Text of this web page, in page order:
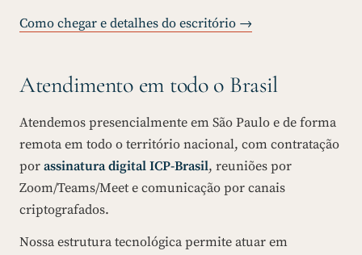
Como chegar e detalhes do escritório →
Atendimento em todo o Brasil
Atendemos presencialmente em São Paulo e de forma
remota em todo o território nacional, com contratação
por assinatura digital ICP-Brasil, reuniões por
Zoom/Teams/Meet e comunicação por canais
criptografados.
Nossa estrutura tecnológica permite atuar em